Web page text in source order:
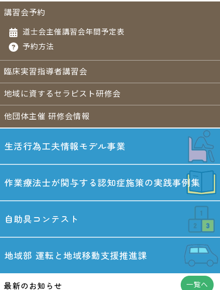
講習会予約
道士会主催講習会年間予定表
予約方法
臨床実習指導者講習会
地域に資するセラピスト研修会
他団体主催 研修会情報
生活行為工夫情報モデル事業
作業療法士が関与する認知症施策の実践事例集
自助具コンテスト
地域部 運転と地域移動支援推進課
最新のお知らせ 一覧へ